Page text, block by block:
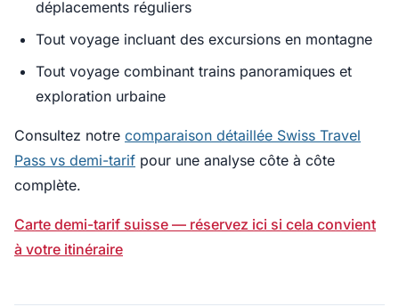
déplacements réguliers
Tout voyage incluant des excursions en montagne
Tout voyage combinant trains panoramiques et
exploration urbaine
Consultez notre comparaison détaillée Swiss Travel
Pass vs demi-tarif pour une analyse côte à côte
complète.
Carte demi-tarif suisse — réservez ici si cela convient
à votre itinéraire